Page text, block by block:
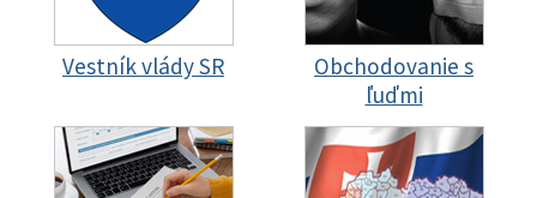
Vestník vlády SR
Obchodovanie s
ľuďmi